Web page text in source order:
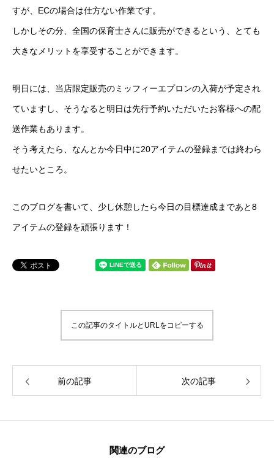
すが、ECの場合は仕方ない作業です。
しかしその分、全国の保育士さんに販売ができるという、とても
大きなメリットを享受することができます。
明日には、当店限定販売のミッフィーエプロンの入荷が予定され
ていますし、そうなると明日は先行予約いただいたお客様への配
送作業もあります。
そう考えたら、なんとか今日中に20アイテムの登録までは終わら
せたいところ。
このブログを書いて、少し休憩したら今日の目標達成まであと8
アイテムの登録を頑張ります！
この記事のタイトルとURLをコピーする
前の記事 次の記事
関連のブログ